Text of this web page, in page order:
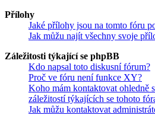
Přílohy
Jaké přílohy jsou na tomto fóru
Jak můžu najít všechny svoje
Záležitosti týkající se phpBB
Kdo napsal toto diskusní fórum?
Proč ve fóru není funkce XY?
Koho mám kontaktovat ohledně
záležitostí týkajících se tohoto
Jak můžu kontaktovat